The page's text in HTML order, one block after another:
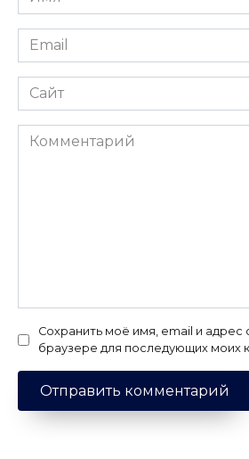
*
Email
*
Сайт
Комментарий
Сохранить моё имя, email и адрес
браузере для последующих моих